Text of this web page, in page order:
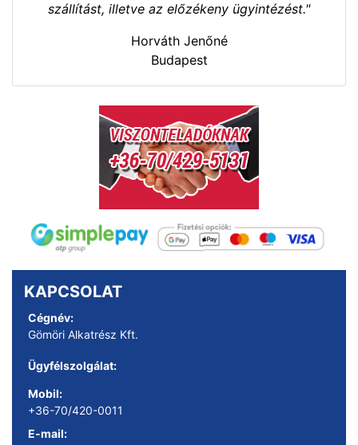
szállítást, illetve az előzékeny ügyintézést."
Horváth Jenőné
Budapest
KAPCSOLAT
Cégnév:
Gömöri Alkatrész Kft.
Ügyfélszolgálat:
Mobil:
+36-70/420-0011
E-mail: